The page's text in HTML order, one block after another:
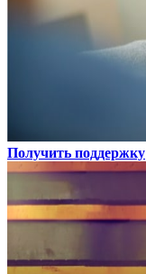
Получить поддержку